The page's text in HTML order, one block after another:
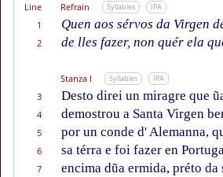
Line Refrain Syllables IPA
1 Quen aos sérvos da Virgen
2 de lles fazer, non quér ela
Stanza I Syllables IPA
3 Desto direi un miragre que
4 demostrou a Santa Virgen
5 por un conde d' Alemanna,
6 sa térra e foi fazer en
7 encima dũa ermida, préto da